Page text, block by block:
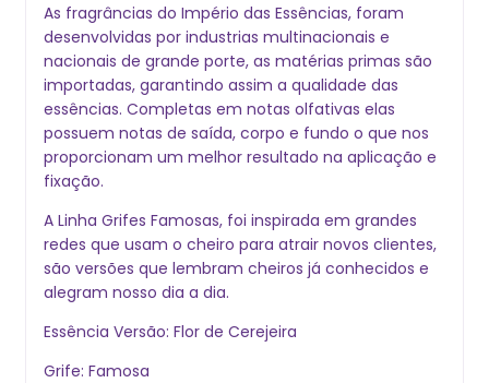
As fragrâncias do Império das Essências, foram
desenvolvidas por industrias multinacionais e
nacionais de grande porte, as matérias primas são
importadas, garantindo assim a qualidade das
essências. Completas em notas olfativas elas
possuem notas de saída, corpo e fundo o que nos
proporcionam um melhor resultado na aplicação e
fixação.
A Linha Grifes Famosas, foi inspirada em grandes
redes que usam o cheiro para atrair novos clientes,
são versões que lembram cheiros já conhecidos e
alegram nosso dia a dia.
Essência Versão: Flor de Cerejeira
Grife: Famosa